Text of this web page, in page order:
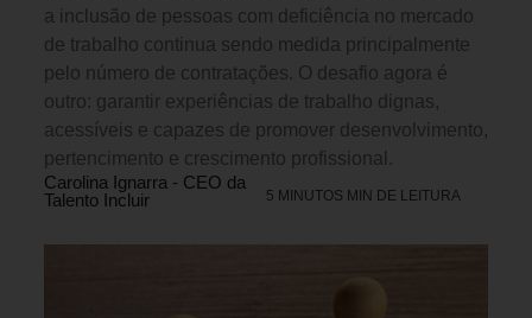
a inclusão de pessoas com deficiência no mercado
de trabalho continua sendo medida principalmente
pelo número de contratações. O desafio agora é
outro: garantir experiências de trabalho dignas,
acessíveis e capazes de promover desenvolvimento,
pertencimento e crescimento profissional.
Carolina Ignarra - CEO da
Talento Incluir
5 MINUTOS MIN DE LEITURA